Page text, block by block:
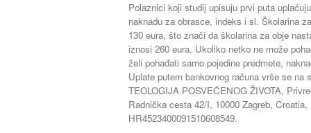
Polaznici koji studij upisuju prvi puta
naknadu za obrasce, indeks i sl. Školarina
130 eura, što znači da školarina za obje
iznosi 260 eura. Ukoliko netko ne može
želi pohađati samo pojedine predmete,
Uplate putem bankovnog računa vrše se
TEOLOGIJA POSVEĆENOG ŽIVOTA,
Radnička cesta 42/I, 10000 Zagreb,
HR4523400091510608549.